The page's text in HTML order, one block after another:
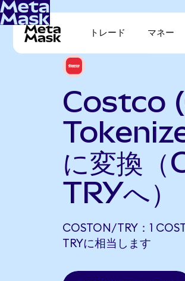
トレード マネー
Costco
に変換（
TRYへ）
COSTON/TRY：1
TRYに相当します